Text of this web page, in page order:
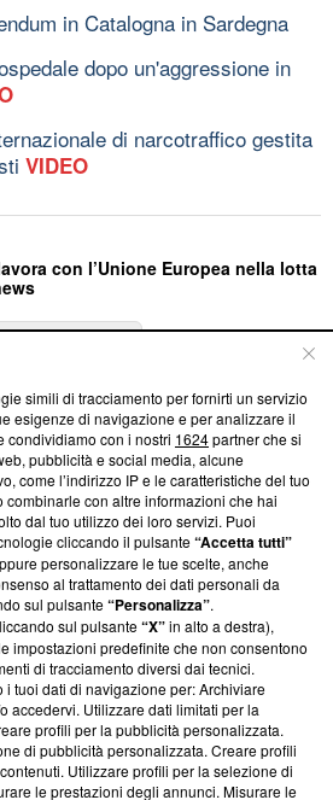
in Catalogna in Sardegna
dopo un'aggressione in
di narcotraffico gestita
VIDEO
con l’Unione Europea nella lotta
trasparenti su Blasting
editoriali e su come ci impegniamo a
afferma la nostra aderenza a
Integrity’Blasting News non è
ma ha richiesto di farne
ha ancora effettuato una verifica di
simili di tracciamento per fornirti un servizio
esigenze di navigazione e per analizzare il
condividiamo con i nostri 1624partner che si
pubblicità e social media, alcune
come l’indirizzo IP e le caratteristiche del tuo
con altre informazioni che hai
dal tuo utilizzo dei loro servizi. Puoi
cliccando il pulsante“Accetta tutti”
personalizzare le tue scelte, anche
al trattamento dei dati personali da
sul pulsante“Personalizza”.
sul pulsante“X”in alto a destra),
impostazioni predefinite che non consentono
di tracciamento diversi dai tecnici.
i tuoi dati di navigazione per: Archiviare
accedervi. Utilizzare dati limitati per la
profili per la pubblicità personalizzata.
di pubblicità personalizzata. Creare profili
Utilizzare profili per la selezione di
le prestazioni degli annunci. Misurare le